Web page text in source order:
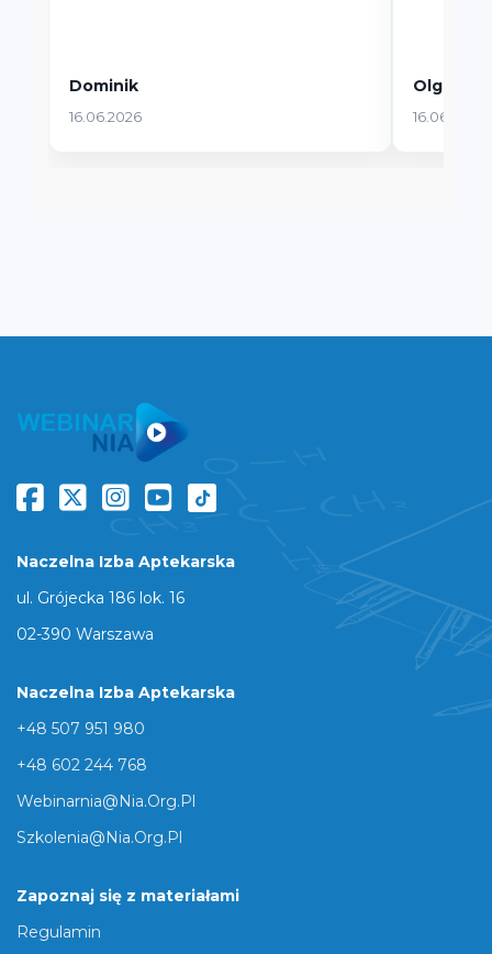
Dominik
16.06.2026
Olga
16.06.2026
Naczelna Izba Aptekarska
ul. Grójecka 186 lok. 16
02-390 Warszawa
Naczelna Izba Aptekarska
+48 507 951 980
+48 602 244 768
Webinarnia@nia.org.pl
Szkolenia@nia.org.pl
Zapoznaj się z materiałami
Regulamin